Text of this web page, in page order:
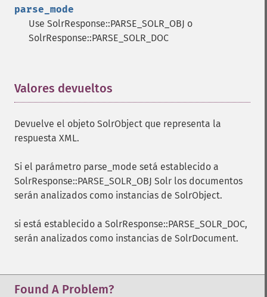
parse_mode
Use SolrResponse::PARSE_SOLR_OBJ o
SolrResponse::PARSE_SOLR_DOC
Valores devueltos
Devuelve el objeto SolrObject que representa la
respuesta XML.
Si el parámetro parse_mode setá establecido a
SolrResponse::PARSE_SOLR_OBJ Solr los documentos
serán analizados como instancias de SolrObject.
si está establecido a SolrResponse::PARSE_SOLR_DOC,
serán analizados como instancias de SolrDocument.
Found A Problem?